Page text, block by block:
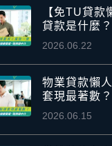
【免TU貸款
貸款是什麼
覽
2026.06.22
物業貸款懶
套現最著數？
2026.06.15